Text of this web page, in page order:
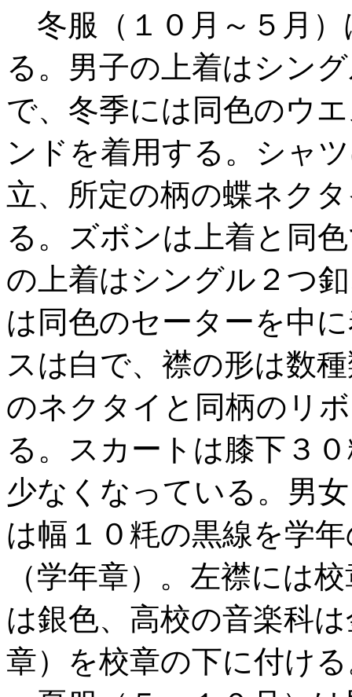
冬服（１０月～５月）
る。男子の上着はシン
で、冬季には同色のウ
ンドを着用する。シャ
立、所定の柄の蝶ネク
る。ズボンは上着と同
の上着はシングル２つ
は同色のセーターを中
スは白で、襟の形は数
のネクタイと同柄のリ
る。スカートは膝下３
少なくなっている。男
は幅１０粍の黒線を学
（学年章）。左襟には
は銀色、高校の音楽科
章）を校章の下に付け